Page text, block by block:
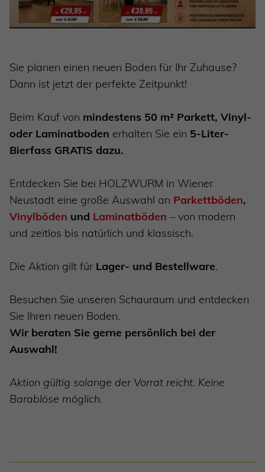
Sie planen einen neuen Boden für Ihr Zuhause?
Dann ist jetzt der perfekte Zeitpunkt!
Beim Kauf von mindestens 50 m² Parkett, Vinyl-
oder Laminatboden erhalten Sie ein 5-Liter-
Bierfass GRATIS dazu.
Entdecken Sie bei HOLZWURM in Wiener
Neustadt eine große Auswahl an Parkettböden,
Vinylböden und Laminatböden – von modern
und zeitlos bis natürlich und klassisch.
Die Aktion gilt für Lager- und Bestellware.
Besuchen Sie unseren Schauraum und entdecken
Sie Ihren neuen Boden.
Wir beraten Sie gerne persönlich bei der
Auswahl!
Aktion gültig solange der Vorrat reicht. Keine
Barablöse möglich.